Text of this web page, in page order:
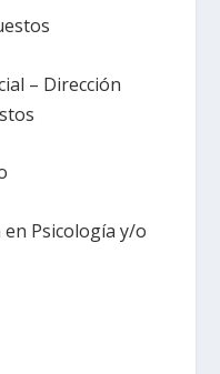
– Dirección
Psicología y/o